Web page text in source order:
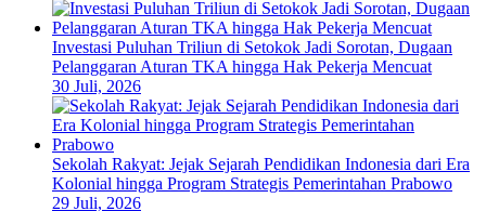
Investasi Puluhan Triliun di Setokok Jadi Sorotan, Dugaan
Pelanggaran Aturan TKA hingga Hak Pekerja Mencuat
30 Juli, 2026
Sekolah Rakyat: Jejak Sejarah Pendidikan Indonesia dari Era
Kolonial hingga Program Strategis Pemerintahan Prabowo
29 Juli, 2026